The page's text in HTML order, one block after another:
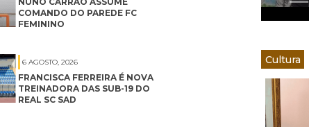
COMANDO DO PAREDE FC
FEMININO
6 AGOSTO, 2026
FRANCISCA FERREIRA É NOVA
TREINADORA DAS SUB-19 DO
REAL SC SAD
Cultura